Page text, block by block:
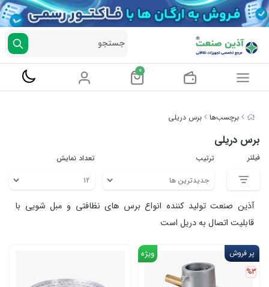
برچسب‌ها برس دریلی
برس دریلی
فیلتر ترتیب تعداد نمایش
آذین صنعت تولید کننده انواع برس های نظافتی و مبل شویی با
قابلیت اتصال به دریل است
پر فروش ویژه
%3
جستجو
0